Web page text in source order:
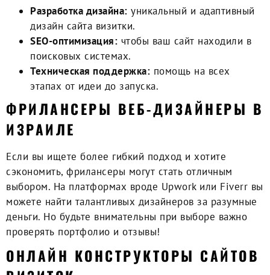
Разработка дизайна: уникальный и адаптивный
дизайн сайта визитки.
SEO-оптимизация: чтобы ваш сайт находили в
поисковых системах.
Техническая поддержка: помощь на всех
этапах от идеи до запуска.
ФРИЛАНСЕРЫ ВЕБ-ДИЗАЙНЕРЫ В
ИЗРАИЛЕ
Если вы ищете более гибкий подход и хотите
сэкономить, фрилансеры могут стать отличным
выбором. На платформах вроде Upwork или Fiverr вы
можете найти талантливых дизайнеров за разумные
деньги. Но будьте внимательны при выборе важно
проверять портфолио и отзывы!
ОНЛАЙН КОНСТРУКТОРЫ САЙТОВ